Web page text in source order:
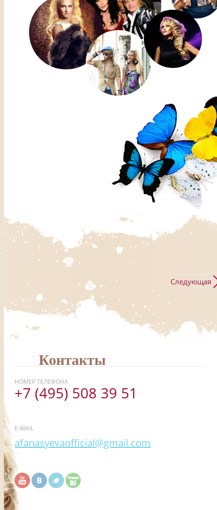
Следующая
Контакты
НОМЕР ТЕЛЕФОНА
+7 (495) 508 39 51
E-MAIL
afanasyevaofficial@gmail.com